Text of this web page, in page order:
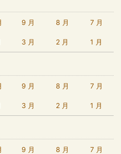
9 月 8 月 7 月
3 月 2 月 1 月
9 月 8 月 7 月
3 月 2 月 1 月
9 月 8 月 7 月